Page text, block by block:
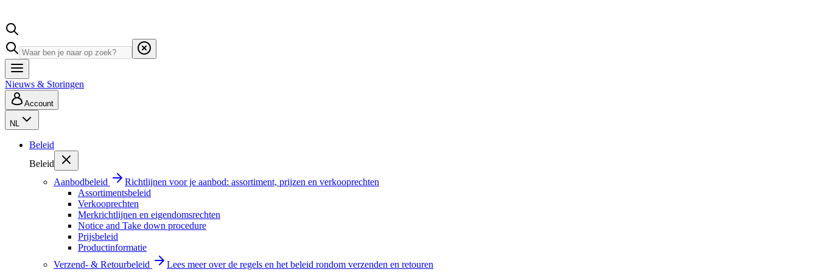
Nieuws & Storingen
Account
NL
Beleid
Beleid
Aanbodbeleid
Richtlijnen voor je aanbod: assortiment, prijzen en verkooprechten
Assortimentsbeleid
Verkooprechten
Merkrichtlijnen en eigendomsrechten
Notice and Take down procedure
Prijsbeleid
Productinformatie
Verzend- & Retourbeleid
Lees meer over de regels en het beleid rondom verzenden en retouren